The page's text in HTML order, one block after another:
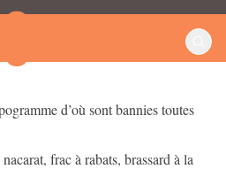
d’où sont bannies toutes
frac à rabats, brassard à la